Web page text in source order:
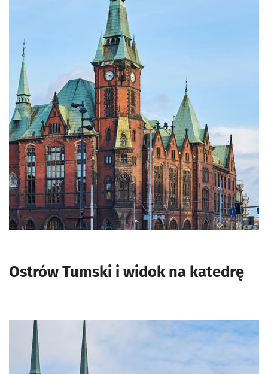
Ostrów Tumski i widok na katedrę